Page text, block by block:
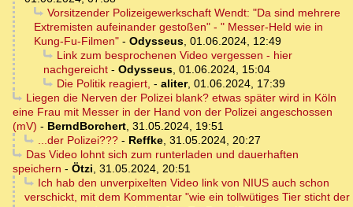
Vorsitzender Polizeigewerkschaft Wendt: "Da sind mehrere
Extremisten aufeinander gestoßen" - " Messer-Held wie in
Kung-Fu-Filmen" - Odysseus, 01.06.2024, 12:49
Link zum besprochenen Video vergessen - hier
nachgereicht - Odysseus, 01.06.2024, 15:04
Die Politik reagiert, - aliter, 01.06.2024, 17:39
Liegen die Nerven der Polizei blank? etwas später wird in Köln
eine Frau mit Messer in der Hand von der Polizei angeschossen
(mV) - BerndBorchert, 31.05.2024, 19:51
...der Polizei???- Reffke, 31.05.2024, 20:27
Das Video lohnt sich zum runterladen und dauerhaften
speichern - Ötzi, 31.05.2024, 20:51
Ich hab den unverpixelten Video link von NIUS auch schon
verschickt, mit dem Kommentar "wie ein tollwütiges Tier sticht der